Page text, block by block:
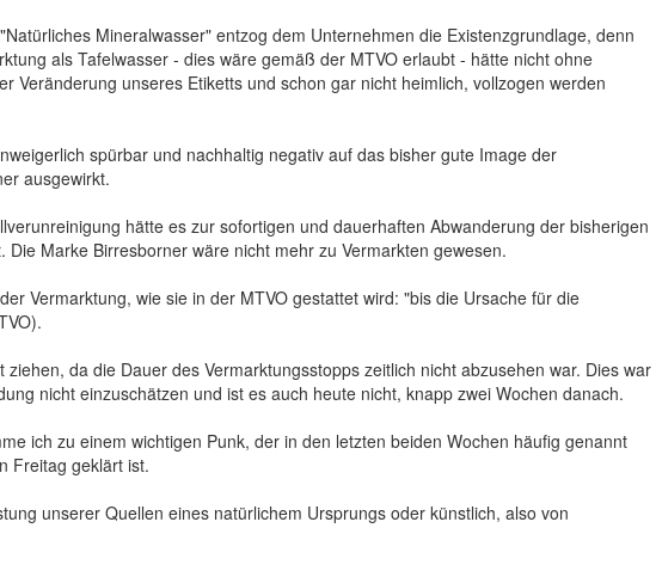
Mineralwasser" entzog dem Unternehmen die Existenzgrundlage, denn
als Tafelwasser - dies wäre gemäß der MTVO erlaubt - hätte nicht ohne
Veränderung unseres Etiketts und schon gar nicht heimlich, vollzogen werden
spürbar und nachhaltig negativ auf das bisher gute Image der
ausgewirkt.
hätte es zur sofortigen und dauerhaften Abwanderung der bisherigen
Die Marke Birresborner wäre nicht mehr zu Vermarkten gewesen.
Vermarktung, wie sie in der MTVO gestattet wird: "bis die Ursache für die
ziehen, da die Dauer des Vermarktungsstopps zeitlich nicht abzusehen war. Dies war
nicht einzuschätzen und ist es auch heute nicht, knapp zwei Wochen danach.
ich zu einem wichtigen Punk, der in den letzten beiden Wochen häufig genannt
Freitag geklärt ist.
unserer Quellen eines natürlichem Ursprungs oder künstlich, also von